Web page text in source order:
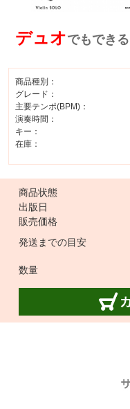
デュオでもできる
商品種別：
グレード：
主要テンポ(BPM)：
演奏時間：
キー：
在庫：
商品状態
出版日
販売価格
発送までの目安
数量